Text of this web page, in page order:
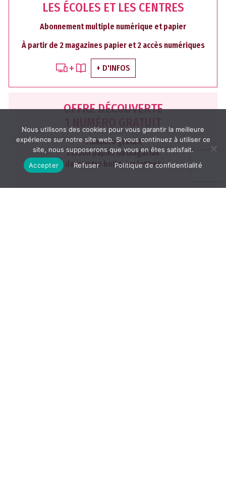
LES ÉCOLES ET LES CENTRES
Abonnement multiple numérique et papier
À partir de 2 magazines papier et 2 accès numériques
+ D'INFOS
OFFRE DÉCOUVERTE
1 numéro gratuit
Edition papier du magazine
dans votre boite aux lettres
Nous utilisons des cookies pour vous garantir la meilleure
expérience sur notre site web. Si vous continuez à utiliser ce
site, nous supposerons que vous en êtes satisfait.
Accepter
Refuser Politique de confidentialité